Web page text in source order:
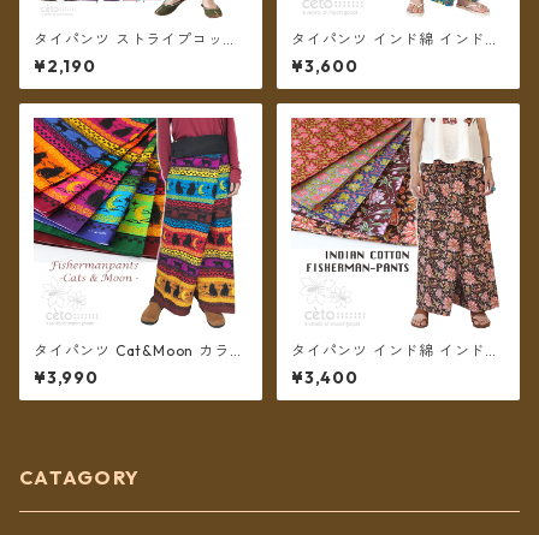
タイパンツ ストライプコット
ン ポケット付き ミディアム丈
6カラー【メール便送料無料】
¥2,190
タイパンツ インド綿 インド更
紗 no.9 花柄プリントいろいろ
4タイプ全8カラー ロング丈
【メール便送料無料】
¥3,600
タイパンツ Cat&Moon カラフ
ルボーダー 6カラー リゾパン
ロング丈【メール便送料無
料】
¥3,990
タイパンツ インド綿 インド更
紗 no.7 花柄プリント 5カラー
ロング丈【メール便送料無
料】
¥3,400
CATAGORY